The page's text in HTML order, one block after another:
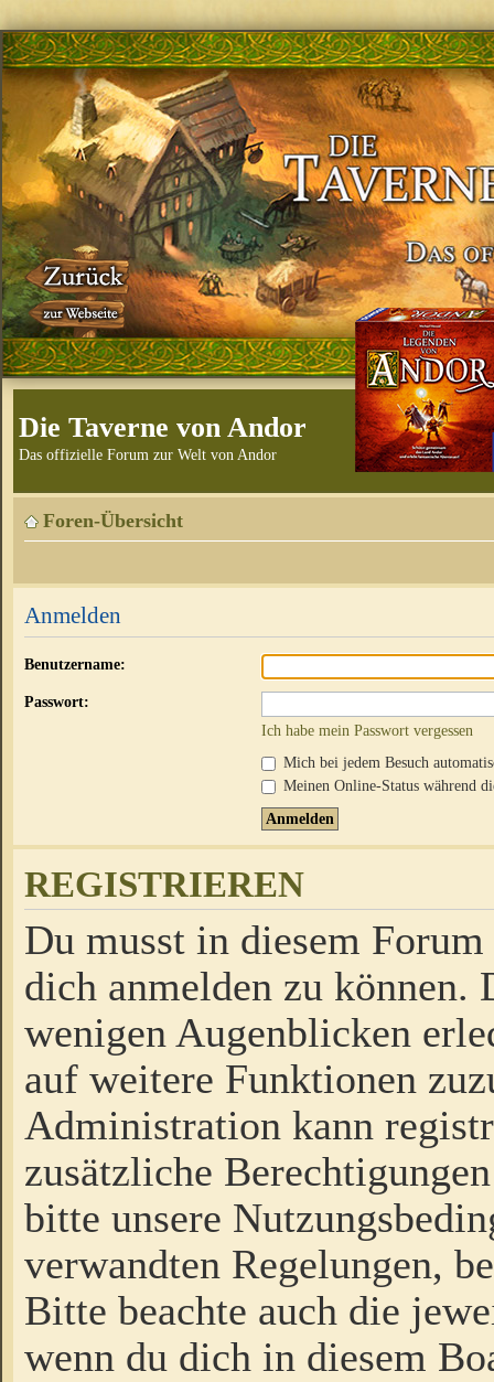
Die Taverne von Andor
Das offizielle Forum zur Welt von Andor
Foren-Übersicht
Anmelden
Benutzername:
Passwort:
Ich habe mein Passwort vergessen
Mich bei jedem Besuch
Meinen Online-Status während
REGISTRIEREN
Du musst in diesem
dich anmelden zu
wenigen Augenblicken
auf weitere Funktionen
Administration kann
zusätzliche
bitte unsere
verwandten Regelungen,
Bitte beachte auch die
wenn du dich in diesem